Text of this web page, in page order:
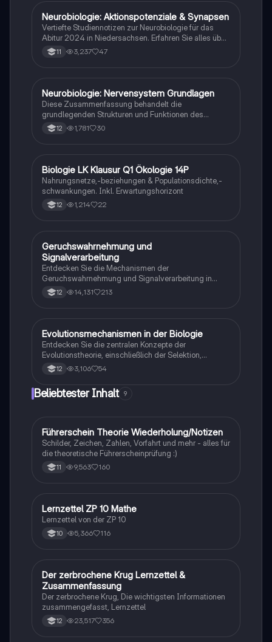
Biologie
Neurobiologie: Aktionspotenziale & Synapsen
Vertiefte Studiennotizen zur Neurobiologie für das
Abitur 2024 in Niedersachsen. Erfahren Sie alles über
Aktionspotenziale, Ruhepotenziale, synaptische
Integration, die Rolle von Neurotransmittern, die
Schüler, die sich auf Prüfungen vorbereiten und ein
tiefes Verständnis der neuronalen Signalübertragung
entwickeln möchten.
11 3,237 47
Biologie
Neurobiologie: Nervensystem Grundlagen
Diese Zusammenfassung behandelt die
grundlegenden Strukturen und Funktionen des
Nervensystems, einschließlich Neuronen, Gliazellen,
Ruhepotential, Aktionspotential und synaptische
Signalübertragung und die Auswirkungen von
Neurotoxinen. Ideal für Studierende der Neurobiologie
und verwandter Fächer.
12 1,781 30
Biologie
Biologie LK Klausur Q1 Ökologie 14P
Nahrungsnetze,-beziehungen & Populationsdichte,-
schwankungen. Inkl. Erwartungshorizont
12 1,214 22
Biologie
Geruchswahrnehmung und
Signalverarbeitung
Entdecken Sie die Mechanismen der
Geruchswahrnehmung und Signalverarbeitung in
Nervenzellen. Diese Übungsaufgaben für das
mündliche Abitur in Neurobiologie behandeln
Studierende, die sich auf Prüfungen vorbereiten.
12 14,131 213
Biologie
Evolutionsmechanismen in der Biologie
Entdecken Sie die zentralen Konzepte der
Evolutionstheorie, einschließlich der Selektion,
Isolationsmechanismen und Evolutionsfaktoren wie
Mutation und Rekombination. Diese
die verschiedenen Selektionsarten und die
im Grundkurs.
12 3,106 54
Beliebtester Inhalt 9
Lerntipps
Führerschein Theorie Wiederholung/Notizen
Schilder, Zeichen, Zahlen, Vorfahrt und mehr - alles für
die theoretische Führerscheinprüfung :)
11 9,563 160
Mathe
Lernzettel ZP 10 Mathe
Lernzettel von der ZP 10
10 5,366 116
Deutsch
Der zerbrochene Krug Lernzettel &
Zusammenfassung
Der zerbrochene Krug, Die wichtigsten Informationen
zusammengefasst, Lernzettel
12 23,517 356